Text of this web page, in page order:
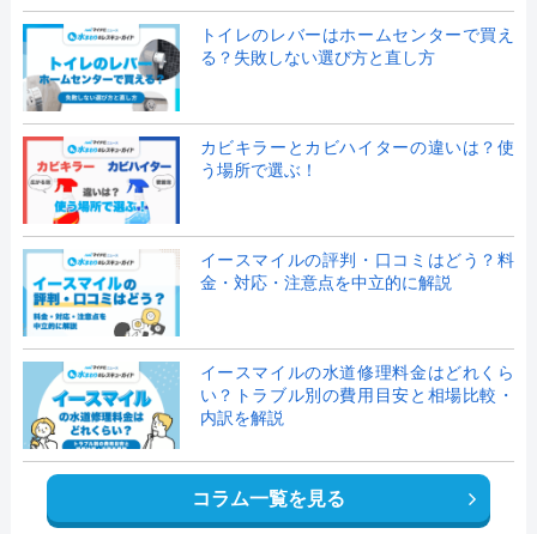
トイレのレバーはホームセンターで買え
る？失敗しない選び方と直し方
カビキラーとカビハイターの違いは？使
う場所で選ぶ！
イースマイルの評判・口コミはどう？料
金・対応・注意点を中立的に解説
イースマイルの水道修理料金はどれくら
い？トラブル別の費用目安と相場比較・
内訳を解説
コラム一覧を見る